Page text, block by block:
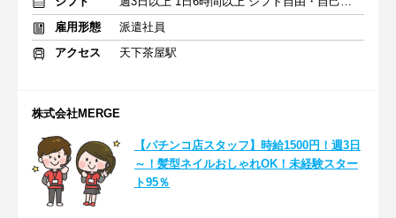
雇用形態
派遣社員
アクセス
天下茶屋駅
株式会社MERGE
【パチンコ店スタッフ】時給1500円！週3日
～！髪型ネイルおしゃれOK！未経験スター
ト95％